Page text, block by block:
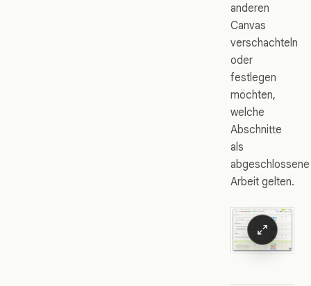
anderen
Canvas
verschachteln
oder
festlegen
möchten,
welche
Abschnitte
als
abgeschlossene
Arbeit gelten.